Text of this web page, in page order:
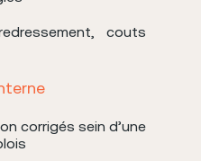
couts
corrigés sein d’une